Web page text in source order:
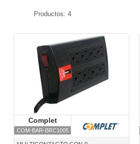
Productos: 4
COM-BAR-BRC1005-Complet
Complet
COM-BAR-BRC1005